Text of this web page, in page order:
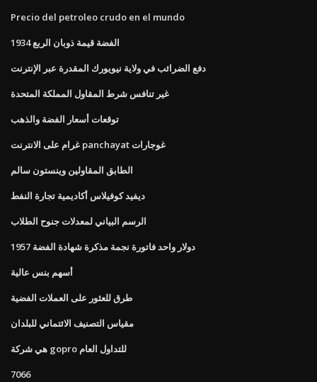
Precio del petroleo crudo en el mundo
1934 الفضة قيمة ذوبان الربع
دفع الضرائب في ولاية نيويورك المقدرة عبر الإنترنت
غير تنافس شرط المقاول المملكة المتحدة
توقعات أسعار الفضة والذهب
غرام على الانترنت panchayat غوجارات
الطابق المقاولين وينستون سالم
ديفيد كوفيلاس أكاديمية تجارة النفط
الرسم البياني لمعدلات جنوح الطلاب
1957 دولار واحد فاتورة نجمة مذكرة شهادة الفضة
أسهم بنس عالية
طرق للعثور على العملات الفضية
مقياس التصنيف الائتماني للبلدان
هي شركة gopro للتداول العام
7066